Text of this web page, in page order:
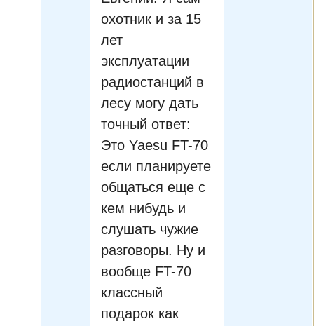
охотник и за 15
лет
эксплуатации
радиостанций в
лесу могу дать
точный ответ:
Это Yaesu FT-70
если планируете
общаться еще с
кем нибудь и
слушать чужие
разговоры. Ну и
вообще FT-70
классный
подарок как